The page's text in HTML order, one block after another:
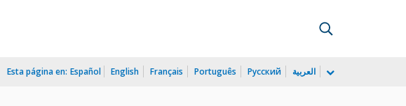
Esta página en: Español English Français Português Русский العربية